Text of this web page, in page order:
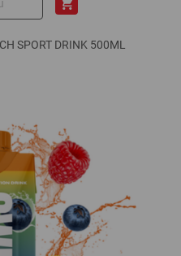
SPORT DRINK 500ML